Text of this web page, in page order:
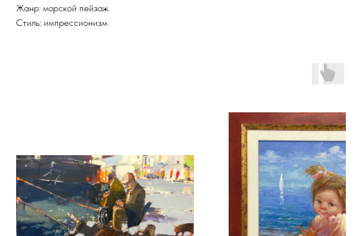
Жанр: морской пейзаж
Стиль: импрессионизм